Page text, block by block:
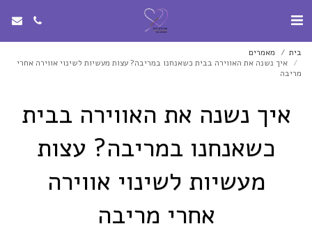
בית
מאמרים
איך נשנה את האווירה בבית כשאנחנו במריבה? עצות מעשיות לשינוי אווירה אחרי
מריבה
איך נשנה את האווירה בבית
כשאנחנו במריבה? עצות
מעשיות לשינוי אווירה
אחרי מריבה